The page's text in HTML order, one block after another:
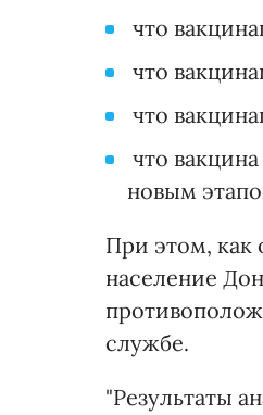
что
что
что
что
новым
При этом, как
население
службе.
"Результаты